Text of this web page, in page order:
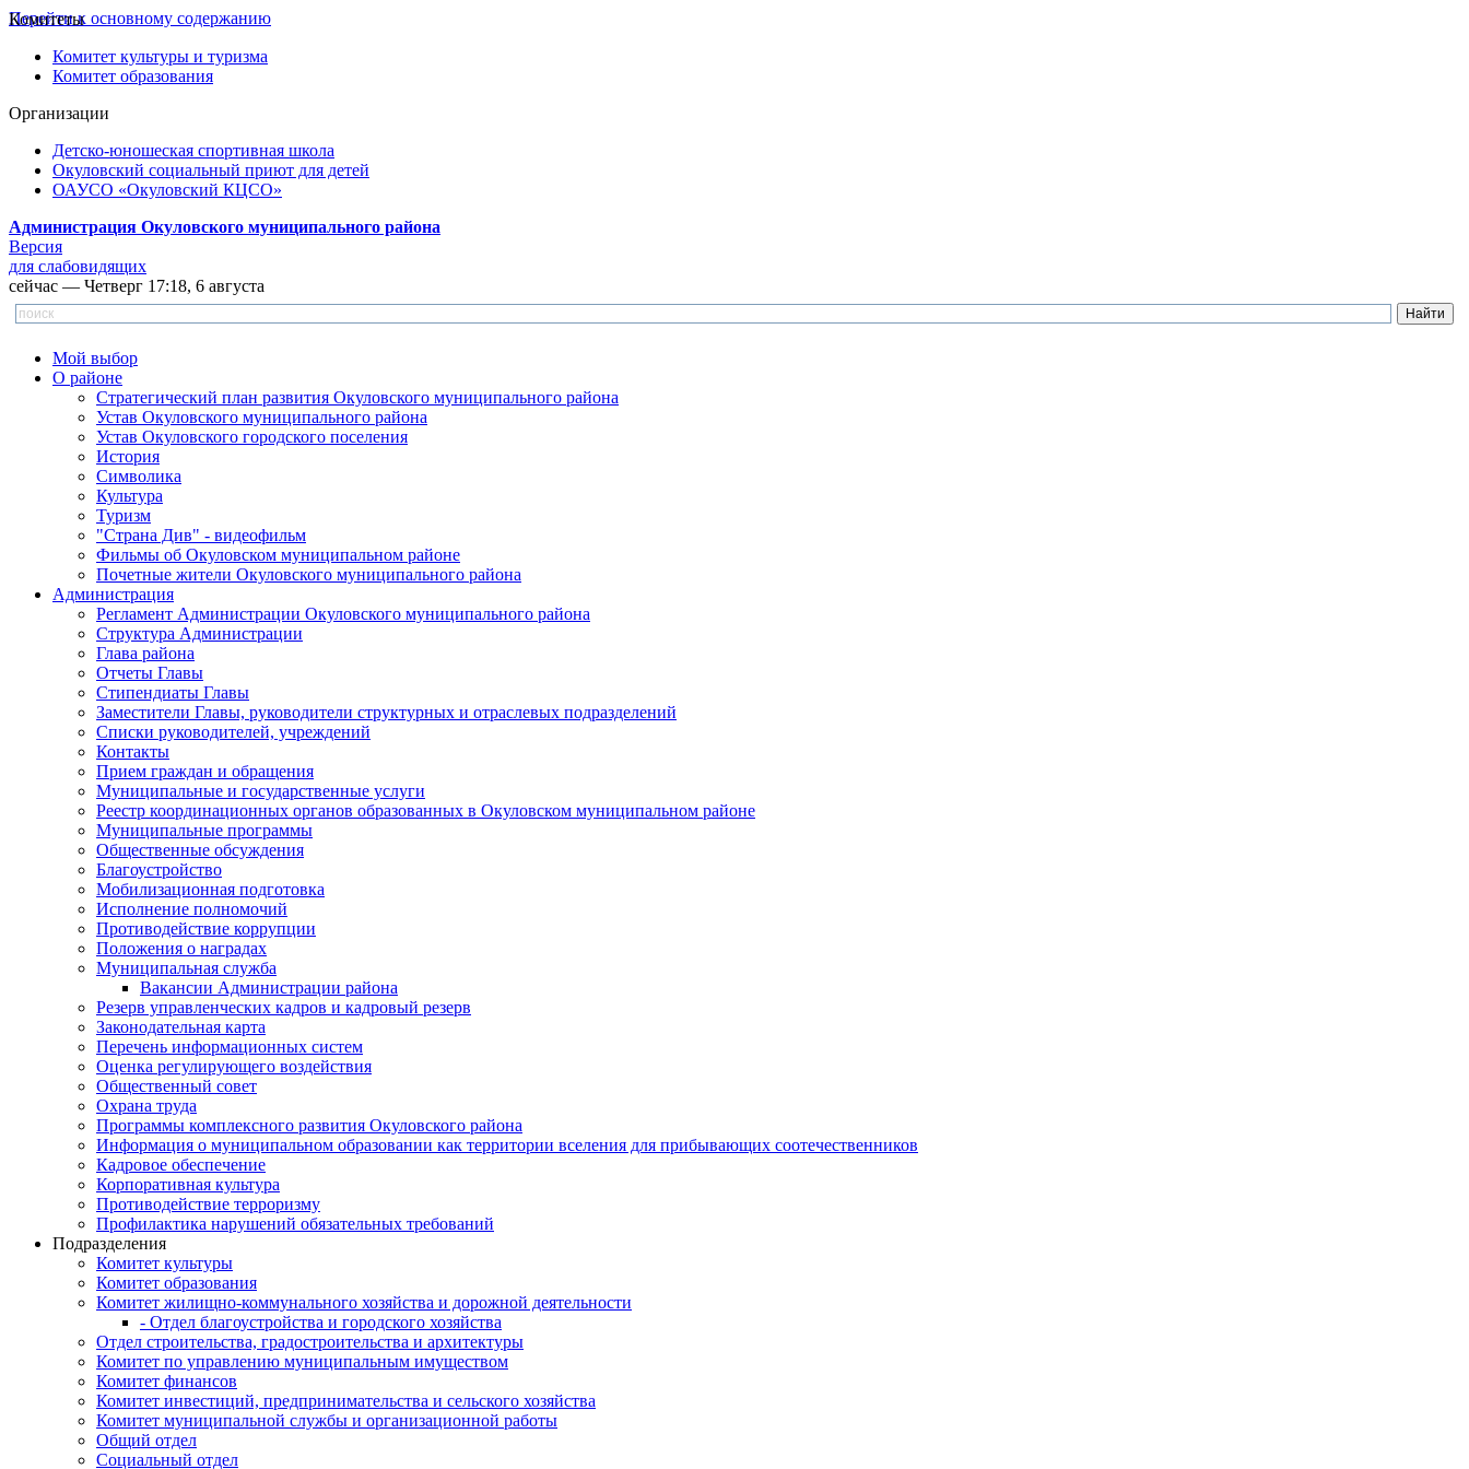
Перейти к основному содержанию
Комитеты
Комитет культуры и туризма
Комитет образования
Организации
Детско-юношеская спортивная школа
Окуловский социальный приют для детей
ОАУСО «Окуловский КЦСО»
Администрация Окуловского муниципального района
Версия
для слабовидящих
сейчас — Четверг 17:18, 6 августа
Мой выбор
О районе
Стратегический план развития Окуловского муниципального района
Устав Окуловского муниципального района
Устав Окуловского городского поселения
История
Символика
Культура
Туризм
"Страна Див" - видеофильм
Фильмы об Окуловском муниципальном районе
Почетные жители Окуловского муниципального района
Администрация
Регламент Администрации Окуловского муниципального района
Структура Администрации
Глава района
Отчеты Главы
Стипендиаты Главы
Заместители Главы, руководители структурных и отраслевых подразделений
Списки руководителей, учреждений
Контакты
Прием граждан и обращения
Муниципальные и государственные услуги
Реестр координационных органов образованных в Окуловском муниципальном районе
Муниципальные программы
Общественные обсуждения
Благоустройство
Мобилизационная подготовка
Исполнение полномочий
Противодействие коррупции
Положения о наградах
Муниципальная служба
Вакансии Администрации района
Резерв управленческих кадров и кадровый резерв
Законодательная карта
Перечень информационных систем
Оценка регулирующего воздействия
Общественный совет
Охрана труда
Программы комплексного развития Окуловского района
Информация о муниципальном образовании как территории вселения для прибывающих соотечественников
Кадровое обеспечение
Корпоративная культура
Противодействие терроризму
Профилактика нарушений обязательных требований
Подразделения
Комитет культуры
Комитет образования
Комитет жилищно-коммунального хозяйства и дорожной деятельности
- Отдел благоустройства и городского хозяйства
Отдел строительства, градостроительства и архитектуры
Комитет по управлению муниципальным имуществом
Комитет финансов
Комитет инвестиций, предпринимательства и сельского хозяйства
Комитет муниципальной службы и организационной работы
Общий отдел
Социальный отдел